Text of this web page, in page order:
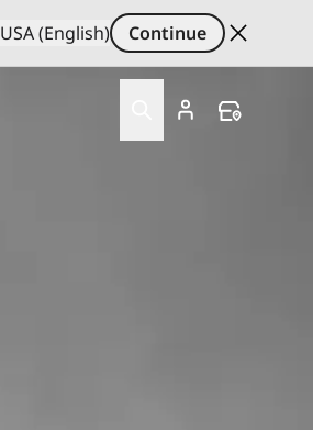
USA (English)
Continue